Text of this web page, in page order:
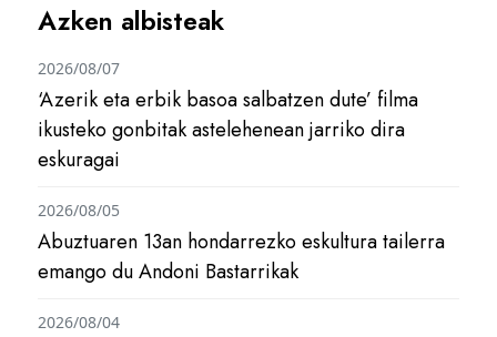
Azken albisteak
‘Azerik eta erbik basoa salbatzen dute’ filma
ikusteko gonbitak astelehenean jarriko dira
eskuragai
2026/08/07
Abuztuaren 13an hondarrezko eskultura tailerra
emango du Andoni Bastarrikak
2026/08/05
2026/08/04